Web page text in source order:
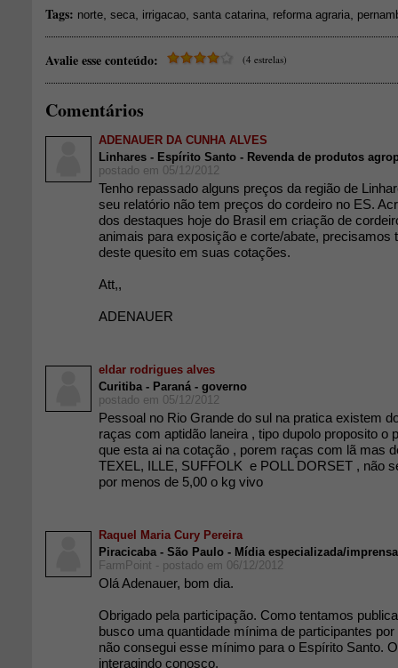
Tags: norte seca irrigacao santa catarina reforma agraria
Avalie esse conteúdo: (4 estrelas)
Comentários
ADENAUER DA CUNHA ALVES
Linhares - Espírito Santo - Revenda de produtos
postado em 05/12/2012
Tenho repassado alguns preços da região de
seu relatório não tem preços do cordeiro no ES.
dos destaques hoje do Brasil em criação de
animais para exposição e corte/abate, precisamos
deste quesito em suas cotações.
Att,,
ADENAUER
eldar rodrigues alves
Curitiba - Paraná - governo
postado em 05/12/2012
Pessoal no Rio Grande do sul na pratica existem
raças com aptidão laneira , tipo dupolo proposito o
que esta ai na cotação , porem raças com lã mas
TEXEL, ILLE, SUFFOLK e POLL DORSET , não
por menos de 5,00 o kg vivo
Raquel Maria Cury Pereira
Piracicaba - São Paulo - Mídia especializada/imprensa
FarmPoint - postado em 06/12/2012
Olá Adenauer, bom dia.
Obrigado pela participação. Como tentamos
busco uma quantidade mínima de participantes
não consegui esse mínimo para o Espírito Santo.
interagindo conosco.